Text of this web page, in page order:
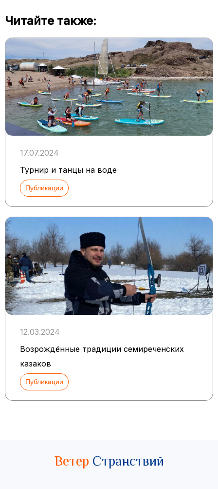
Читайте также:
17.07.2024
Турнир и танцы на воде
Публикации
12.03.2024
Возрождённые традиции семиреченских
казаков
Публикации
Ветер Странствий